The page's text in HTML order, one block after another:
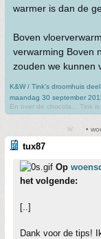
warmer is dan de
Boven
verwarming Boven
zouden we kunnen
K&W / Tink's droomhuis
maandag 30 september
En over de chocola... Tink
•
tux87
Op
het volgende:
[..]
Dank voor de tips!